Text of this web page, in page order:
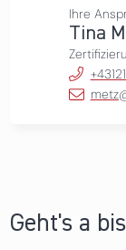
Ihre
Tina
Geht's a